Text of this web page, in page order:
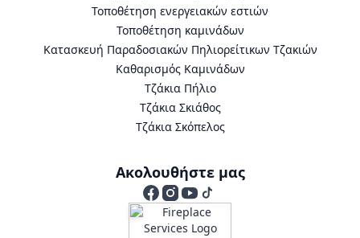
Τοποθέτηση ενεργειακών εστιών
Τοποθέτηση καμινάδων
Κατασκευή Παραδοσιακών Πηλιορείτικων Τζακιών
Καθαρισμός Καμινάδων
Τζάκια Πήλιο
Τζάκια Σκιάθος
Τζάκια Σκόπελος
Ακολουθήστε μας